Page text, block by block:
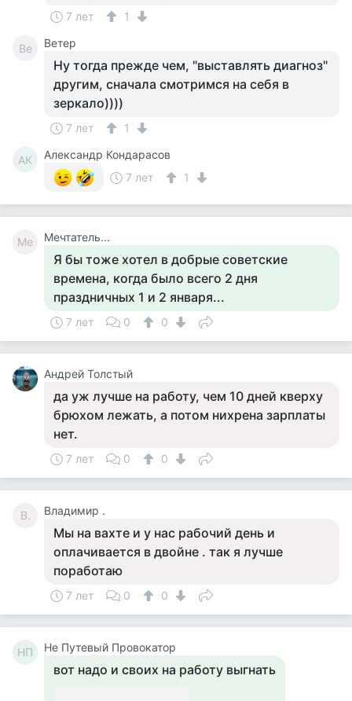
7 лет 1
Ве Ветер
Ну тогда прежде чем, "выставлять диагноз"
другим, сначала смотримся на себя в
зеркало))))
7 лет 1
АК
Александр Кондарасов
7 лет
1
Ме Мечтатель...
Я бы тоже хотел в добрые советские
времена, когда было всего 2 дня
праздничных 1 и 2 января...
7 лет 0 0
Андрей Толстый
да уж лучше на работу, чем 10 дней кверху
брюхом лежать, а потом нихрена зарплаты
нет.
7 лет 0 0
В. Владимир .
Мы на вахте и у нас рабочий день и
оплачивается в двойне . так я лучше
поработаю
7 лет 0 0
НП Не Путевый Провокатор
вот надо и своих на работу выгнать